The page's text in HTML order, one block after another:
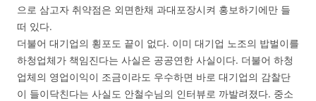
으로 삼고자 취약점은 외면한채 과대포장시켜 홍보하기에만 들
떠 있다.
더불어 대기업의 횡포도 끝이 없다. 이미 대기업 노조의 밥벌이를
하청업체가 책임진다는 사실은 공공연한 사실이다. 더불어 하청
업체의 영업이익이 조금이라도 우수하면 바로 대기업의 감찰단
이 들이닥친다는 사실도 안철수님의 인터뷰로 까발려졌다. 중소